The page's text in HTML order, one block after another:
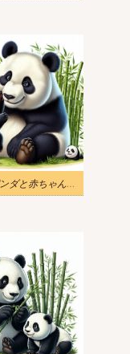
かわいいパンダと赤ちゃんパンダのイラスト無料